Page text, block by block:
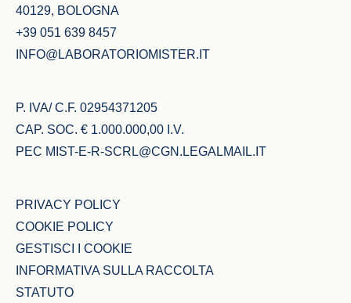
40129, BOLOGNA
+39 051 639 8457
INFO@LABORATORIOMISTER.IT
P. IVA/ C.F. 02954371205
CAP. SOC. € 1.000.000,00 I.V.
PEC MIST-E-R-SCRL@CGN.LEGALMAIL.IT
PRIVACY POLICY
COOKIE POLICY
GESTISCI I COOKIE
INFORMATIVA SULLA RACCOLTA
STATUTO